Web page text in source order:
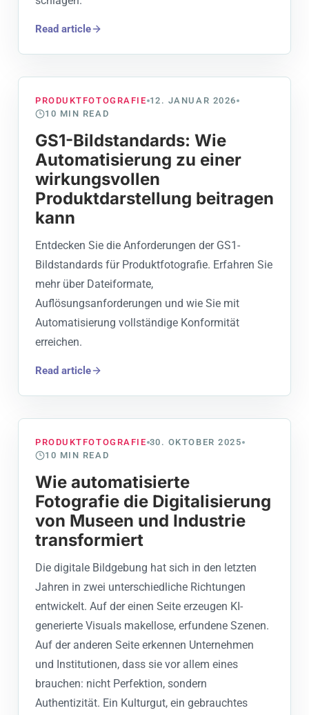
Read article
PRODUKTFOTOGRAFIE 12. JANUAR 2026
10 MIN READ
GS1-Bildstandards: Wie
Automatisierung zu einer
wirkungsvollen
Produktdarstellung beitragen
kann
Entdecken Sie die Anforderungen der GS1-
Bildstandards für Produktfotografie. Erfahren Sie
mehr über Dateiformate,
Auflösungsanforderungen und wie Sie mit
Automatisierung vollständige Konformität
erreichen.
Read article
PRODUKTFOTOGRAFIE 30. OKTOBER 2025
10 MIN READ
Wie automatisierte
Fotografie die Digitalisierung
von Museen und Industrie
transformiert
Die digitale Bildgebung hat sich in den letzten
Jahren in zwei unterschiedliche Richtungen
entwickelt. Auf der einen Seite erzeugen KI-
generierte Visuals makellose, erfundene Szenen.
Auf der anderen Seite erkennen Unternehmen
und Institutionen, dass sie vor allem eines
brauchen: nicht Perfektion, sondern
Authentizität. Ein Kulturgut, ein gebrauchtes